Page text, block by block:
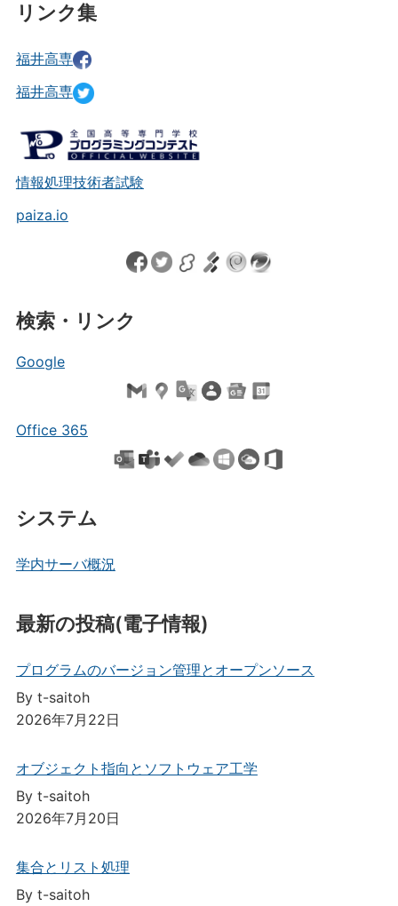
リンク集
福井高専
福井高専
情報処理技術者試験
paiza.io
検索・リンク
Google
Office 365
システム
学内サーバ概況
最新の投稿(電子情報)
プログラムのバージョン管理とオープンソース
By t-saitoh
2026年7月22日
オブジェクト指向とソフトウェア工学
By t-saitoh
2026年7月20日
集合とリスト処理
By t-saitoh